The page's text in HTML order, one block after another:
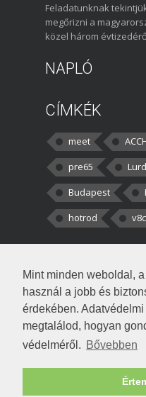
Mint minden weboldal,
használ a jobb és
érdekében.
megtalálod, hogyan
védelméről. Bővebben
Feladatunknak
megőrizni a
közel három
NAPLÓ
CÍMKÉK
meet
pre65
Budapest
hotrod
kortisz:
darabbaal számoltam.
Béke:
!fasza Örültem is